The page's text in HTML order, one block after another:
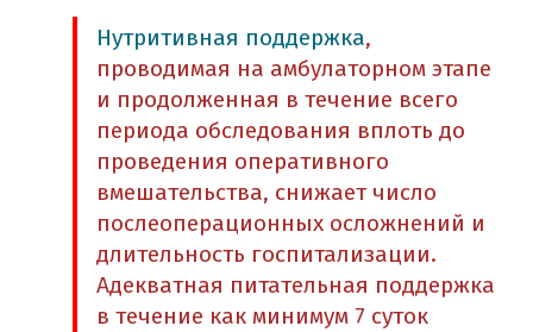
Нутритивная поддержка,
проводимая на амбулаторном этапе
и продолженная в течение всего
периода обследования вплоть до
проведения оперативного
вмешательства, снижает число
послеоперационных осложнений и
длительность госпитализации.
Адекватная питательная поддержка
в течение как минимум 7 суток